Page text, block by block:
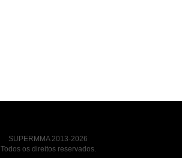
SUPERMMA 2013-2026
Todos os direitos reservados.